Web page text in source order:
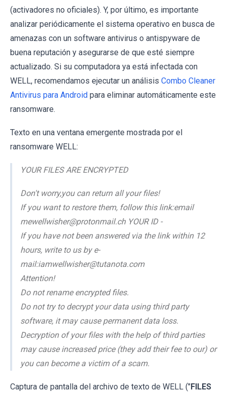
(activadores no oficiales). Y, por último, es importante
analizar periódicamente el sistema operativo en busca de
amenazas con un software antivirus o antispyware de
buena reputación y asegurarse de que esté siempre
actualizado. Si su computadora ya está infectada con
WELL, recomendamos ejecutar un análisis Combo Cleaner
Antivirus para Android para eliminar automáticamente este
ransomware.
Texto en una ventana emergente mostrada por el
ransomware WELL:
YOUR FILES ARE ENCRYPTED
Don't worry,you can return all your files!
If you want to restore them, follow this link:email
mewellwisher@protonmail.ch YOUR ID -
If you have not been answered via the link within 12
hours, write to us by e-
mail:iamwellwisher@tutanota.com
Attention!
Do not rename encrypted files.
Do not try to decrypt your data using third party
software, it may cause permanent data loss.
Decryption of your files with the help of third parties
may cause increased price (they add their fee to our) or
you can become a victim of a scam.
Captura de pantalla del archivo de texto de WELL ("FILES